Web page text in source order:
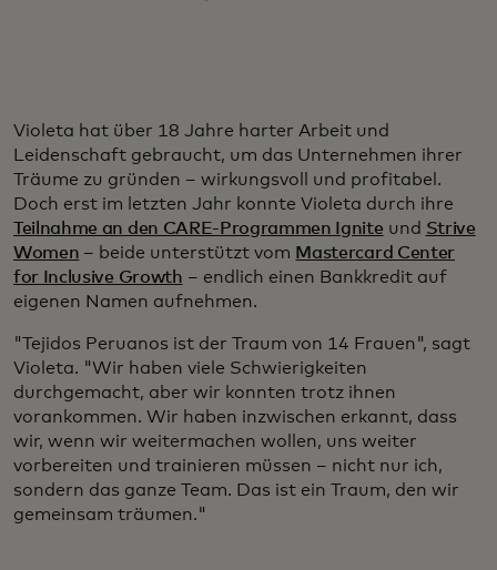
Violeta hat über 18 Jahre harter Arbeit und
Leidenschaft gebraucht, um das Unternehmen ihrer
Träume zu gründen – wirkungsvoll und profitabel.
Doch erst im letzten Jahr konnte Violeta durch ihre
Teilnahme an den CARE-Programmen Ignite und Strive
Women – beide unterstützt vom Mastercard Center
for Inclusive Growth – endlich einen Bankkredit auf
eigenen Namen aufnehmen.
"Tejidos Peruanos ist der Traum von 14 Frauen", sagt
Violeta. "Wir haben viele Schwierigkeiten
durchgemacht, aber wir konnten trotz ihnen
vorankommen. Wir haben inzwischen erkannt, dass
wir, wenn wir weitermachen wollen, uns weiter
vorbereiten und trainieren müssen – nicht nur ich,
sondern das ganze Team. Das ist ein Traum, den wir
gemeinsam träumen."